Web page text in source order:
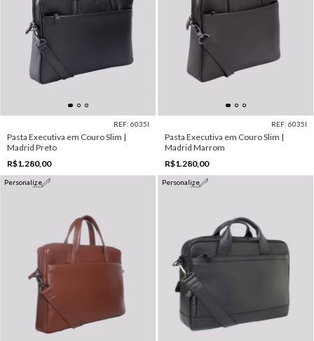
REF: 6035I
Pasta Executiva em Couro Slim |
Madrid Preto
R$1.280,00
REF: 6035I
Pasta Executiva em Couro Slim |
Madrid Marrom
R$1.280,00
Personalize Personalize